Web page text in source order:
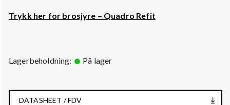
Trykk her for brosjyre – Quadro Refit
Lagerbeholdning: På lager
DATASHEET / FDV